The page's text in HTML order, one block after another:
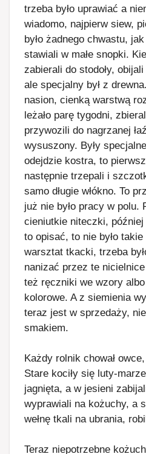
trzeba było uprawiać a
wiadomo, najpierw siew,
było żadnego chwastu,
stawiali w małe snopki.
zabierali do stodoły,
ale specjalny był z
nasion, cienką warstwą
leżało parę tygodni,
przywozili do nagrzanej
wysuszony. Były
odejdzie kostra, to
następnie trzepali i
samo długie włókno. To
już nie było pracy w polu.
cieniutkie niteczki,
to opisać, to nie było
warsztat tkacki, trzeba
nanizać przez te
też ręczniki we wzory albo
kolorowe. A z siemienia
teraz jest w sprzedaży,
smakiem.
Każdy rolnik chował
Stare kociły się luty-
jagnięta, a w jesieni
wyprawiali na kożuchy, a
wełnę tkali na ubrania,
Teraz niepotrzebne